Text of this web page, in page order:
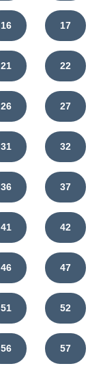
16 17
21 22
26 27
31 32
36 37
41 42
46 47
51 52
56 57